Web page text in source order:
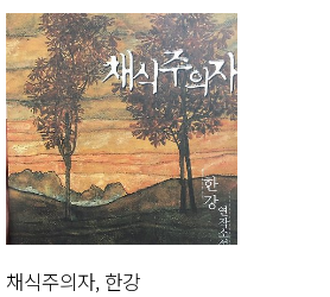
채식주의자, 한강